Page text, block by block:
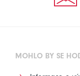
MOHLO BY SE